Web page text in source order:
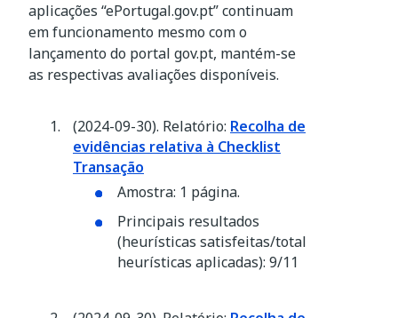
aplicações “ePortugal.gov.pt” continuam
em funcionamento mesmo com o
lançamento do portal gov.pt, mantém-se
as respectivas avaliações disponíveis.
(2024-09-30). Relatório: Recolha de
evidências relativa à Checklist
Transação
Amostra: 1 página.
Principais resultados
(heurísticas satisfeitas/total
heurísticas aplicadas): 9/11